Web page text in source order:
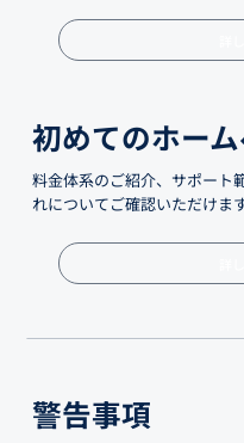
初めてのホー
料金体系のご紹介、サポート
れについてご確認いただけます
警告事項